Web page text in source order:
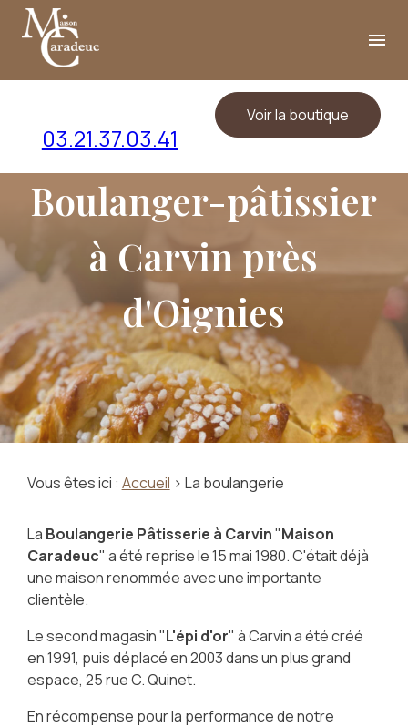
menu
03.21.37.03.41
Voir la boutique
Boulanger-pâtissier
à Carvin près
d'Oignies
Vous êtes ici : Accueil > La boulangerie
La Boulangerie Pâtisserie à Carvin"Maison
Caradeuc" a été reprise le 15 mai 1980. C'était déjà
une maison renommée avec une importante
clientèle.
Le second magasin "L'épi d'or" à Carvin a été créé
en 1991, puis déplacé en 2003 dans un plus grand
espace, 25 rue C. Quinet.
En récompense pour la performance de notre
Panneau de gestion des cookies